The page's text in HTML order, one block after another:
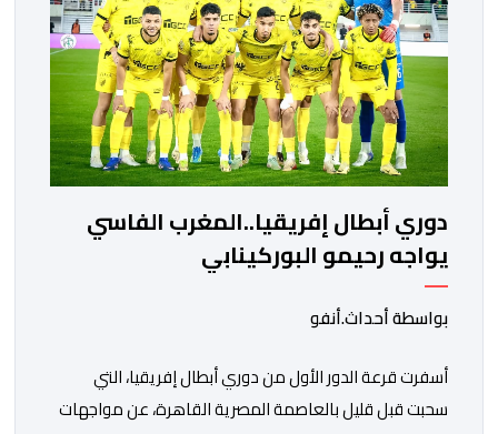
دوري أبطال إفريقيا..المغرب الفاسي
يواجه رحيمو البوركينابي
بواسطة أحداث.أنفو
أسفرت قرعة الدور الأول من دوري أبطال إفريقيا، التي
سحبت قبل قليل بالعاصمة المصرية القاهرة، عن مواجهات